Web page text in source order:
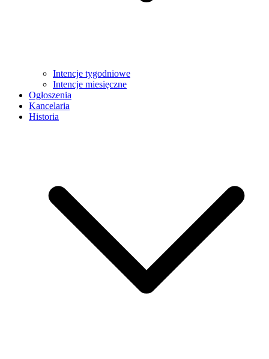
Intencje tygodniowe
Intencje miesięczne
Ogłoszenia
Kancelaria
Historia